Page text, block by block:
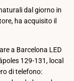
dal giorno in
ha acquisito il
a Barcelona LED
129-131, local
di telefono: